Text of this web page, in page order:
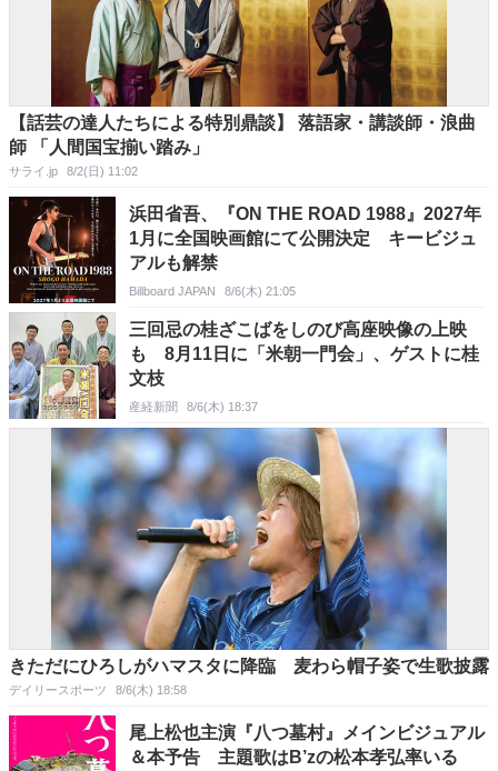
【話芸の達人たちによる特別鼎談】 落語家・講談師・浪曲
師 「人間国宝揃い踏み」
サライ.jp 8/2(日) 11:02
浜田省吾、『ON THE ROAD 1988』2027年
1月に全国映画館にて公開決定 キービジュ
アルも解禁
Billboard JAPAN 8/6(木) 21:05
三回忌の桂ざこばをしのび高座映像の上映
も 8月11日に「米朝一門会」、ゲストに桂
文枝
産経新聞 8/6(木) 18:37
きただにひろしがハマスタに降臨 麦わら帽子姿で生歌披露
デイリースポーツ 8/6(木) 18:58
尾上松也主演『八つ墓村』メインビジュアル
＆本予告 主題歌はB’zの松本孝弘率いる